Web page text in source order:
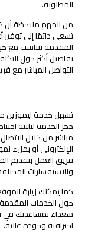
المطلوبة.
من المهم ملاحظة أن
تسعى دائمًا إلى توفير
المقدمة تتناسب مع
تفاصيل أكثر حول
التواصل المباشر مع
تسهل خدمة ليموزين
حجز الخدمة لتلبية
مباشر من خلال
الإلكتروني أو بملء
فريق العمل بتقديم
والاستفسارات
كما يمكنك زيارة
حول الخدمات المقدمة
سعداء بمساعدتك في
احترافية وجودة عالية.